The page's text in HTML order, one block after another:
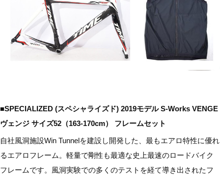
■SPECIALIZED (スペシャライズド) 2019モデル S-Works VENGE
ヴェンジ サイズ52（163-170cm） フレームセット
自社風洞施設Win Tunnelを建設し開発した、最もエアロ特性に優れ
るエアロフレーム。軽量で剛性も最適な史上最速のロードバイク
フレームです。風洞実験での多くのテストを経て導き出されたフ